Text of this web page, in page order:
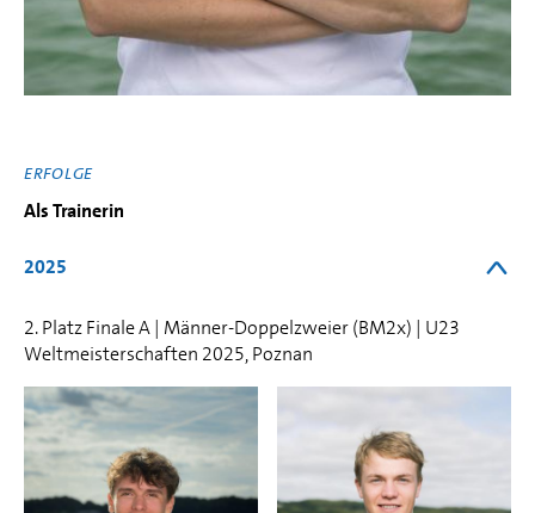
ERFOLGE
Als Trainerin
2025
2. Platz Finale A | Männer-Doppelzweier (BM2x) | U23
Weltmeisterschaften 2025, Poznan